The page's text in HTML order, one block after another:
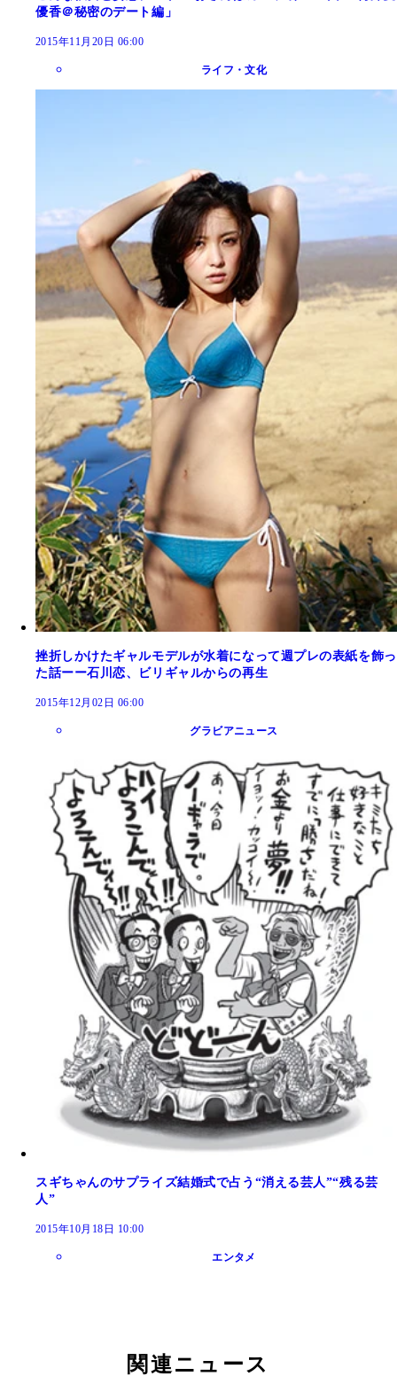
優香＠秘密のデート編」
2015年11月20日 06:00
ライフ・文化
挫折しかけたギャルモデルが水着になって週プレの表紙を飾っ
た話ーー石川恋、ビリギャルからの再生
2015年12月02日 06:00
グラビアニュース
スギちゃんのサプライズ結婚式で占う“消える芸人”“残る芸
人”
2015年10月18日 10:00
エンタメ
関連ニュース